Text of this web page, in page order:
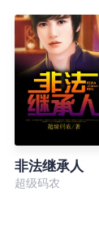
非法继承人
超级码农